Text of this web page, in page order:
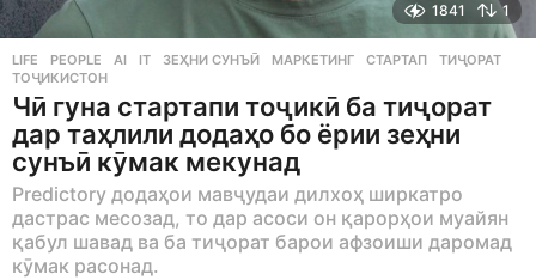
1841 1
LIFE ,PEOPLE AI ,IT ,ЗЕҲНИ СУНЪӢ ,МАРКЕТИНГ ,СТАРТАП ,ТИҶОРАТ
ТОҶИКИСТОН
Чӣ гуна стартапи тоҷикӣ ба тиҷорат
дар таҳлили додаҳо бо ёрии зеҳни
сунъӣ кӯмак мекунад
Predictory додаҳои мавҷудаи дилхоҳ ширкатро
дастрас месозад, то дар асоси он қарорҳои муайян
қабул шавад ва ба тиҷорат барои афзоиши даромад
кӯмак расонад.